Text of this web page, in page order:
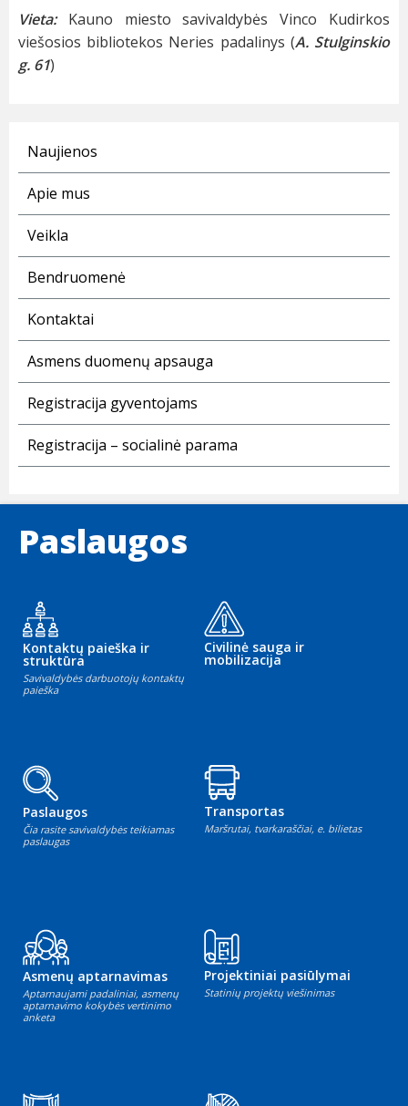
Vieta:Kauno miesto savivaldybės Vinco Kudirkos
viešosios bibliotekos Neries padalinys (A. Stulginskio
g. 61)
Naujienos
Apie mus
Veikla
Bendruomenė
Kontaktai
Asmens duomenų apsauga
Registracija gyventojams
Registracija – socialinė parama
Paslaugos
Kontaktų paieška ir
struktūra
Savivaldybės darbuotojų kontaktų
paieška
Civilinė sauga ir
mobilizacija
Paslaugos
Čia rasite savivaldybės teikiamas
paslaugas
Transportas
Maršrutai, tvarkaraščiai, e. bilietas
Asmenų aptarnavimas
Aptarnaujami padaliniai, asmenų
aptarnavimo kokybės vertinimo
anketa
Projektiniai pasiūlymai
Statinių projektų viešinimas